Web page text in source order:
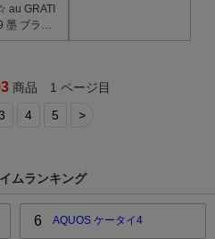
au GRATI
墨 ブラッ
ケータイ 携
商品 1 ページ目
4 5 >
ムランキング
6 AQUOS ケータイ4